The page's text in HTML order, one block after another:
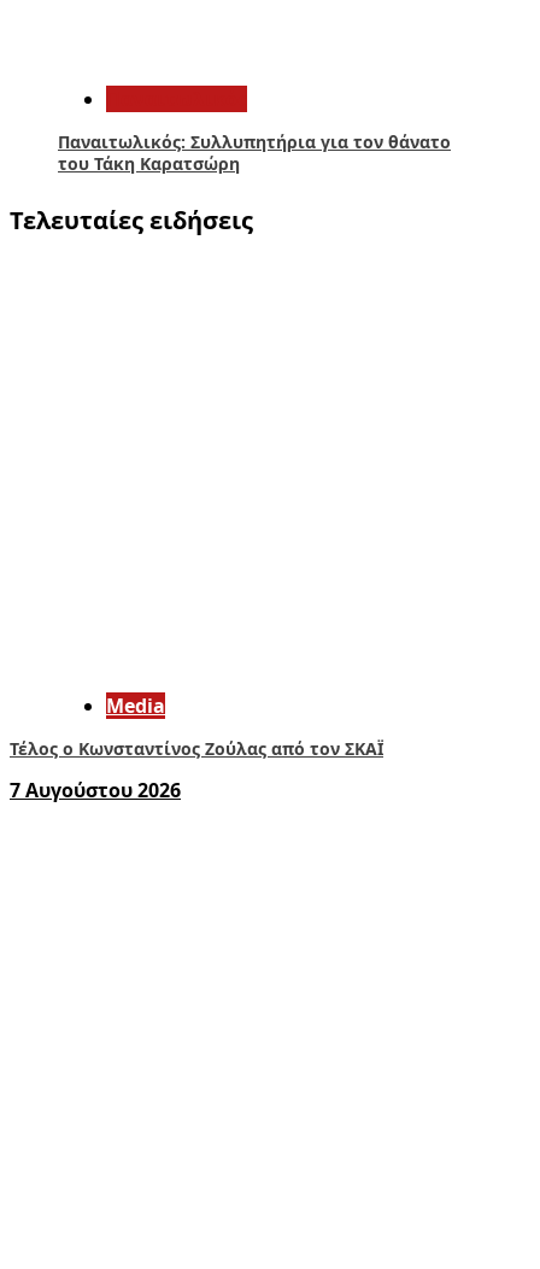
Παναιτωλικός: Συλλυπητήρια για τον θάνατο
του Τάκη Καρατσώρη
Τελευταίες ειδήσεις
Media
Τέλος ο Κωνσταντίνος Ζούλας από τον ΣΚΑΪ
7 Αυγούστου 2026